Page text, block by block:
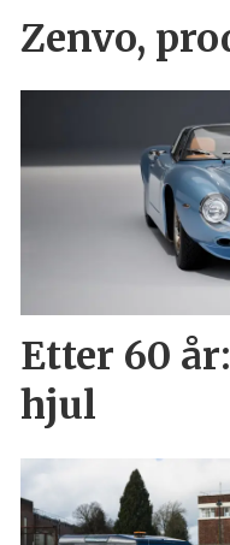
Zenvo,
Etter 60
hjul